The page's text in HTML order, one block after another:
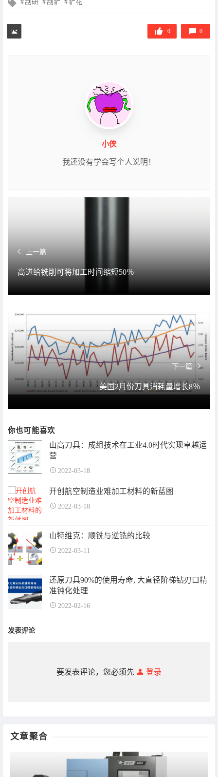
签
刮研 刮铲 铲花
0 0
小侠
我还没有学会写个人说明！
上一篇
高进给铣削可将加工时间缩短50％
下一篇
美国2月份刀具消耗量增长8％
你也可能喜欢
山高刀具：成组技术在工业4.0时代实现卓越运
营
2022-03-18
开创航空制造业难加工材料的新蓝图
2022-03-18
山特维克：顺铣与逆铣的比较
2022-03-11
还原刀具90%的使用寿命, 大直径阶梯钻刃口精
准钝化处理
2022-02-16
发表评论
要发表评论，您必须先 登录
文章聚合